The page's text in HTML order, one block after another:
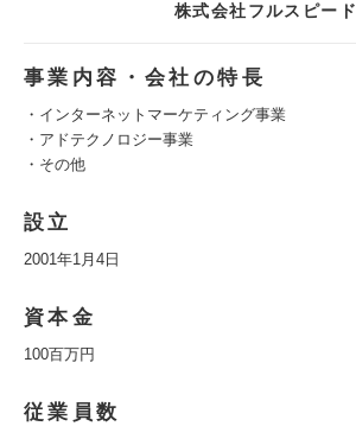
株式会社フルスピード
事業内容・会社の特長
・インターネットマーケティング事業
・アドテクノロジー事業
・その他
設立
2001年1月4日
資本金
100百万円
従業員数